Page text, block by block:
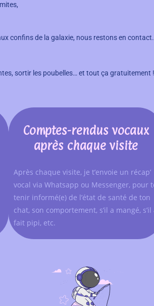
confins de la galaxie, nous restons en
sortir les poubelles… et tout ça gratuitement
Comptes-rendus vocaux
après chaque visite
Après chaque visite, je t’envoie un récap’
vocal via Whatsapp ou Messenger, pour
tenir informé(e) de l’état de santé de ton
chat, son comportement, s’il a mangé, s’il
fait pipi, etc.